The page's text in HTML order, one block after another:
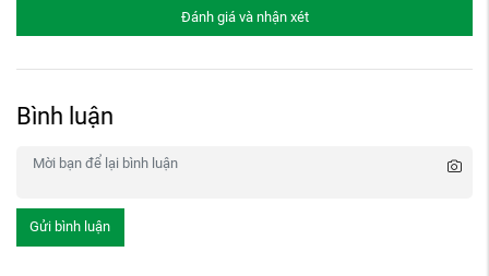
Đánh giá và nhận xét
Bình luận
Gửi bình luận